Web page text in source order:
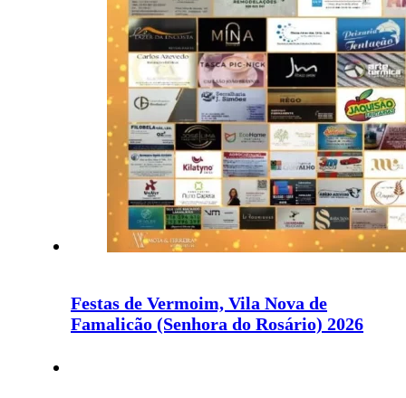
Festas de Vermoim, Vila Nova de
Famalicão (Senhora do Rosário) 2026